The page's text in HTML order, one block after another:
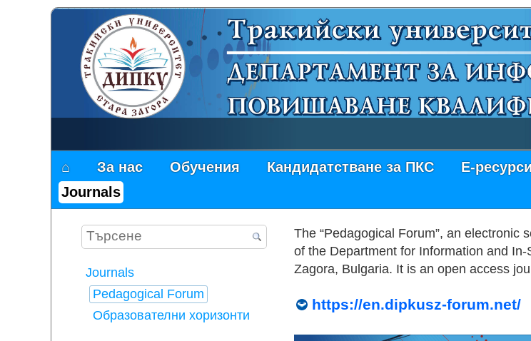
⌂ За нас Обучения Кандидатстване за ПКС Е-
Journals
Journals
Pedagogical Forum
Образователни хоризонти
The “Pedagogical Forum”, an electronic
of the Department for Information and
Zagora, Bulgaria. It is an open access
https://en.dipkusz-forum.net/